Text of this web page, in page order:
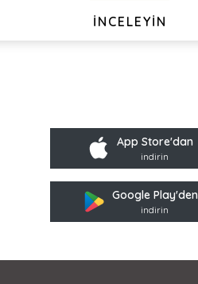
İNCELEYİN
App Store'dan
indirin
Google Play'den
indirin